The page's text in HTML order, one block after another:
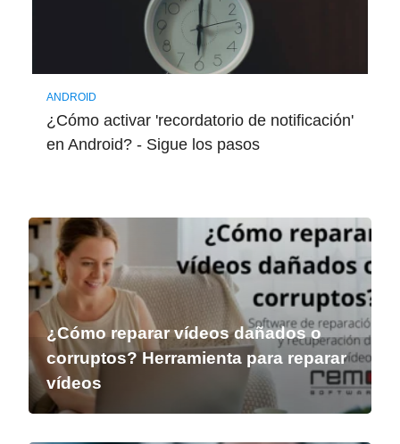
ANDROID
¿Cómo activar 'recordatorio de notificación'
en Android? - Sigue los pasos
¿Cómo reparar vídeos dañados o
corruptos? Herramienta para reparar
vídeos